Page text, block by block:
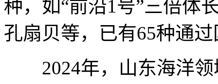
种，如“前沿1号”三倍体
孔扇贝等，已有65种通
2024年，山东海洋领